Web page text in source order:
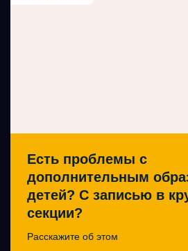
Есть проблемы с
дополнительным
детей? С записью в
секции?
Расскажите об этом